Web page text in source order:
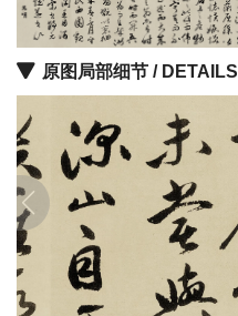
原图局部细节 / DETAILS
高
清
油
画
|
家
版